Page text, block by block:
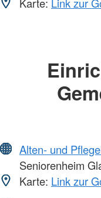
Alten- und
Seniorenheim
Karte: Link zur